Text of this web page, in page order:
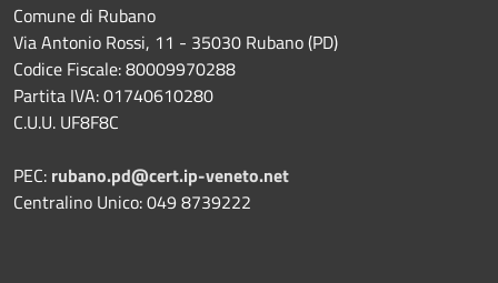
Comune di Rubano
Via Antonio Rossi, 11 - 35030 Rubano (PD)
Codice Fiscale: 80009970288
Partita IVA: 01740610280
C.U.U. UF8F8C
PEC: rubano.pd@cert.ip-veneto.net
Centralino Unico: 049 8739222